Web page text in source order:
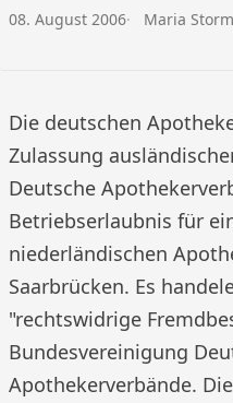
Veröffentlicht am:
08. August 2006 Autor:
Maria Storm
Die deutschen
Zulassung
Deutsche
Betriebserlaubnis für
niederländischen
Saarbrücken. Es
"rechtswidrige
Bundesvereinigung
Apothekerverbände.